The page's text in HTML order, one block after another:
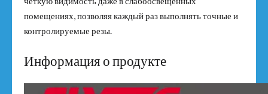
помещениях, позволяя каждый раз выполнять точные и
контролируемые резы.
Информация о продукте